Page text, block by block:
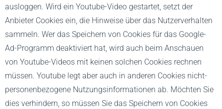
ausloggen. Wird ein Youtube-Video gestartet, setzt der
Anbieter Cookies ein, die Hinweise über das Nutzerverhalten
sammeln. Wer das Speichern von Cookies für das Google-
Ad-Programm deaktiviert hat, wird auch beim Anschauen
von Youtube-Videos mit keinen solchen Cookies rechnen
müssen. Youtube legt aber auch in anderen Cookies nicht-
personenbezogene Nutzungsinformationen ab. Möchten Sie
dies verhindern, so müssen Sie das Speichern von Cookies